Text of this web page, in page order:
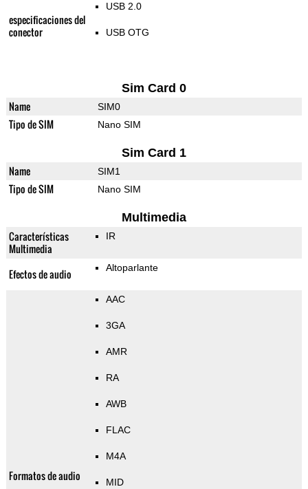
especificaciones del
conector
USB 2.0
USB OTG
Sim Card 0
Name SIM0
Tipo de SIM Nano SIM
Sim Card 1
Name SIM1
Tipo de SIM Nano SIM
Multimedia
Características
Multimedia
IR
Efectos de audio Altoparlante
Formatos de audio
AAC
3GA
AMR
RA
AWB
FLAC
M4A
MID